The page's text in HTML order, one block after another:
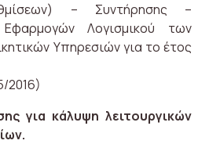
– Συντήρησης –
Λογισμικού των
Υπηρεσιών για το έτος
2016)
για κάλυψη λειτουργικών